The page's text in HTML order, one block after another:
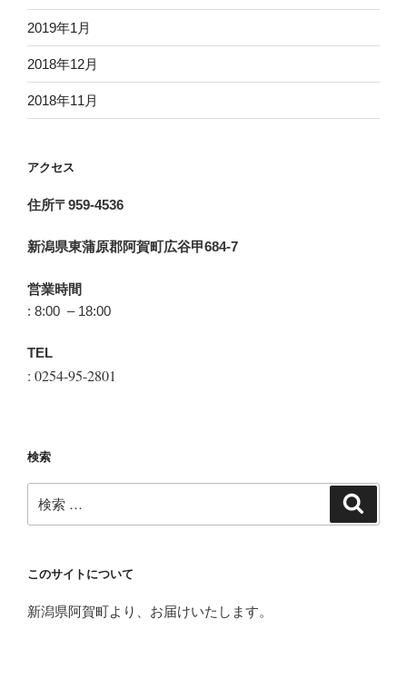
2019年1月
2018年12月
2018年11月
アクセス
住所〒959-4536
新潟県東蒲原郡阿賀町広谷甲684-7
営業時間
: 8:00 – 18:00
TEL
: 0254-95-2801
検索
索:
このサイトについて
新潟県阿賀町より、お届けいたします。